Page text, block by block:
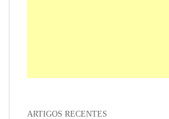
ARTIGOS RECENTES